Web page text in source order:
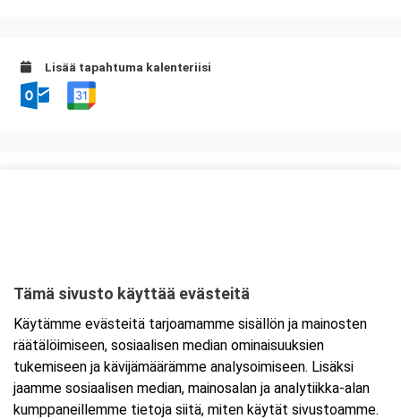
Lisää tapahtuma kalenteriisi
Tarkempi kartta ja ajo-ohjeet
Tämä sivusto käyttää evästeitä
Käytämme evästeitä tarjoamamme sisällön ja mainosten
räätälöimiseen, sosiaalisen median ominaisuuksien
tukemiseen ja kävijämäärämme analysoimiseen. Lisäksi
jaamme sosiaalisen median, mainosalan ja analytiikka-alan
kumppaneillemme tietoja siitä, miten käytät sivustoamme.